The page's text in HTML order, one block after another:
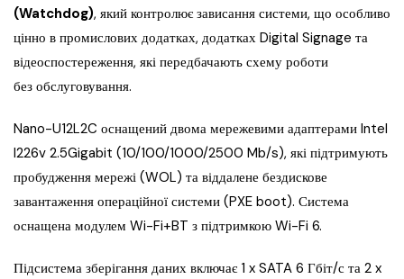
(Watchdog), який контролює зависання системи, що особливо
цінно в промислових додатках, додатках Digital Signage та
відеоспостереження, які передбачають схему роботи
без обслуговування.
Nano-U12L2C оснащений двома мережевими адаптерами Intel
I226v 2.5Gigabit (10/100/1000/2500 Mb/s), які підтримують
пробудження мережі (WOL) та віддалене бездискове
завантаження операційної системи (PXE boot). Система
оснащена модулем Wi-Fi+BT з підтримкою Wi-Fi 6.
Підсистема зберігання даних включає 1 x SATA 6 Гбіт/с та 2 x